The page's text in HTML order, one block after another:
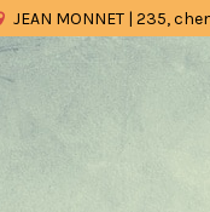
JEAN MONNET | 235,